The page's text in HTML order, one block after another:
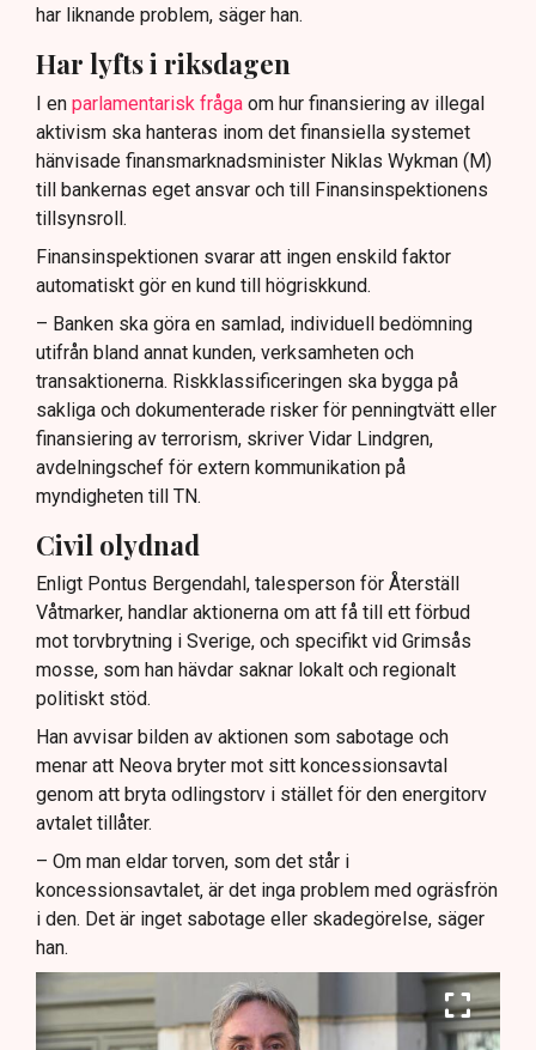
har liknande problem, säger han.
Har lyfts i riksdagen
I en parlamentarisk fråga om hur finansiering av illegal
aktivism ska hanteras inom det finansiella systemet
hänvisade finansmarknadsminister Niklas Wykman (M)
till bankernas eget ansvar och till Finansinspektionens
tillsynsroll.
Finansinspektionen svarar att ingen enskild faktor
automatiskt gör en kund till högriskkund.
– Banken ska göra en samlad, individuell bedömning
utifrån bland annat kunden, verksamheten och
transaktionerna. Riskklassificeringen ska bygga på
sakliga och dokumenterade risker för penningtvätt eller
finansiering av terrorism, skriver Vidar Lindgren,
avdelningschef för extern kommunikation på
myndigheten till TN.
Civil olydnad
Enligt Pontus Bergendahl, talesperson för Återställ
Våtmarker, handlar aktionerna om att få till ett förbud
mot torvbrytning i Sverige, och specifikt vid Grimsås
mosse, som han hävdar saknar lokalt och regionalt
politiskt stöd.
Han avvisar bilden av aktionen som sabotage och
menar att Neova bryter mot sitt koncessionsavtal
genom att bryta odlingstorv i stället för den energitorv
avtalet tillåter.
– Om man eldar torven, som det står i
koncessionsavtalet, är det inga problem med ogräsfrön
i den. Det är inget sabotage eller skadegörelse, säger
han.